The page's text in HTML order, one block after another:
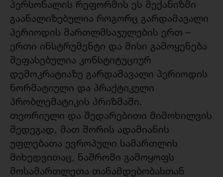
პერსონალის რეფორმის ეს მექანიზმი
გაანალიზებულია როგორც გარდამავალი
პერიოდის მართლმსაჯულების ერთ –
ერთი ინსტრუმენტი და მისი გამოყენება
შეფასებულია კონსტიტუციურ
დემოკრატიაზე გარდამავალი პერიოდის
ნორმატიული და პრაქტიკული
პრობლემატიკის პრიზმაში.
თეორიული და შედარებითი მიმოხილვის
შედეგად, მათ შორის ადამიანის
უფლებათა ევროპული სამართლის
მიხედვითაც, ნაშრომი გამოყოფს
მოსამართლეთა თანამდებობასთან